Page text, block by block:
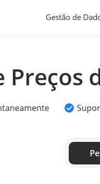
Gestão de
Preços